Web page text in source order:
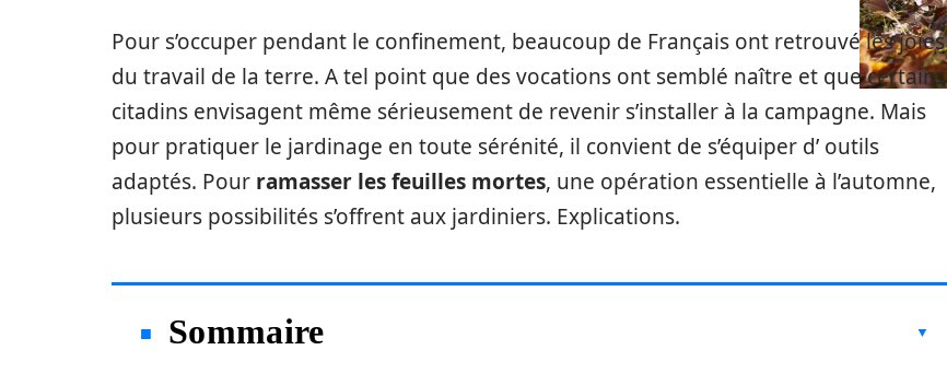
Pour s’occuper pendant le confinement, beaucoup de Français ont retrouvé les joies
du travail de la terre. A tel point que des vocations ont semblé naître et que certains
citadins envisagent même sérieusement de revenir s’installer à la campagne. Mais
pour pratiquer le jardinage en toute sérénité, il convient de s’équiper d’ outils
adaptés. Pour ramasser les feuilles mortes, une opération essentielle à l’automne,
plusieurs possibilités s’offrent aux jardiniers. Explications.
Sommaire